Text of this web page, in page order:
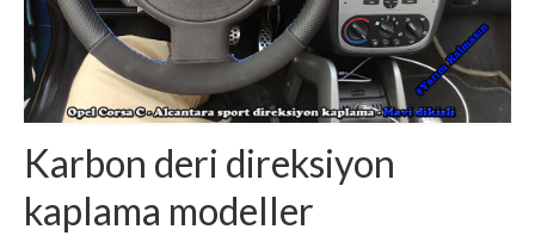
Karbon deri direksiyon
kaplama modeller